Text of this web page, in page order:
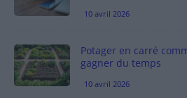
10 avril 2026
Potager en carré
gagner du temps
10 avril 2026